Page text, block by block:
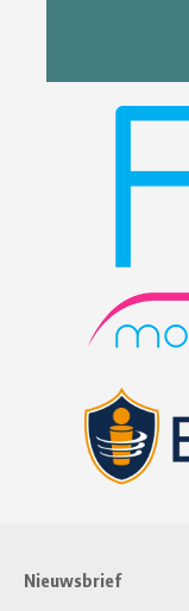
Nieuwsbrief